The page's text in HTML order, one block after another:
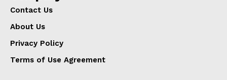
Contact Us
About Us
Privacy Policy
Terms of Use Agreement